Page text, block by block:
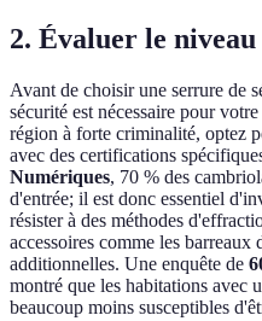
2. Évaluer le niveau
Avant de choisir une serrure de
sécurité est nécessaire pour
région à forte criminalité, optez
avec des certifications
Numériques, 70 % des
d'entrée; il est donc essentiel
résister à des méthodes
accessoires comme les barreaux
additionnelles. Une enquête de
montré que les habitations avec
beaucoup moins susceptibles